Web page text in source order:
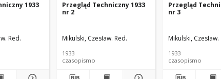
1933
Red.
Przegląd Techniczny 1933
nr 2
Mikulski, Czesław. Red.
1933
czasopismo
Przegląd
nr 3
Mikulski, Czesław.
1933
czasopismo